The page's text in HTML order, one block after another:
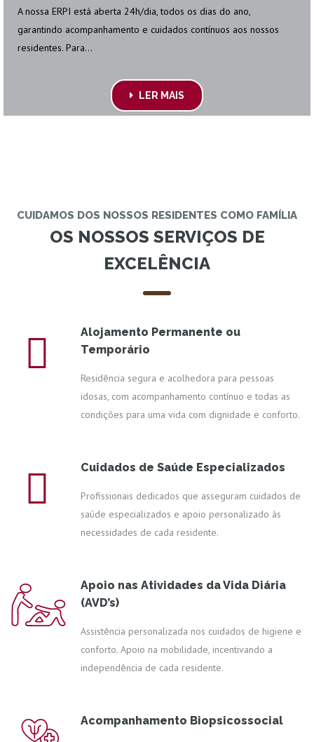
A nossa ERPI está aberta 24h/dia, todos os dias do ano,
garantindo acompanhamento e cuidados contínuos aos nossos
residentes. Para...
LER MAIS
CUIDAMOS DOS NOSSOS RESIDENTES COMO FAMÍLIA
OS NOSSOS SERVIÇOS DE
EXCELÊNCIA
Alojamento Permanente ou
Temporário
Residência segura e acolhedora para pessoas
idosas, com acompanhamento contínuo e todas as
condições para uma vida com dignidade e conforto.
Cuidados de Saúde Especializados
Profissionais dedicados que asseguram cuidados de
saúde especializados e apoio personalizado às
necessidades de cada residente.
Apoio nas Atividades da Vida Diária
(AVD’s)
Assistência personalizada nos cuidados de higiene e
conforto. Apoio na mobilidade, incentivando a
independência de cada residente.
Acompanhamento Biopsicossocial